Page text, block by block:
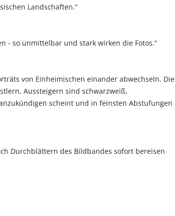
Landschaften.“
- so unmittelbar und stark wirken die Fotos.“
von Einheimischen einander abwechseln. Die
Aussteigern sind schwarzweiß,
scheint und in feinsten Abstufungen
Durchblättern des Bildbandes sofort bereisen